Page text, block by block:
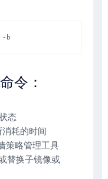
-b
令：
态
耗的时间
策略管理工具
替换子镜像或